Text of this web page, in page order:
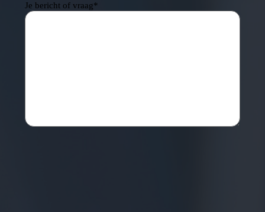
Je bericht of vraag*